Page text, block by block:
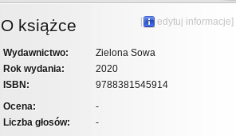
[ edytuj informacje]
O książce
Wydawnictwo:
Zielona Sowa
Rok wydania:
2020
ISBN:
9788381545914
Ocena:
-
Liczba głosów:
-